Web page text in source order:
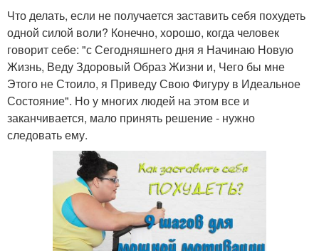
Что делать, если не получается заставить себя похудеть
одной силой воли? Конечно, хорошо, когда человек
говорит себе: "с Сегодняшнего дня я Начинаю Новую
Жизнь, Веду Здоровый Образ Жизни и, Чего бы мне
Этого не Стоило, я Приведу Свою Фигуру в Идеальное
Состояние". Но у многих людей на этом все и
заканчивается, мало принять решение - нужно
следовать ему.